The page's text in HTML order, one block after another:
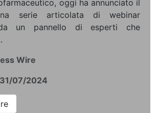
oggi ha annunciato il
serie articolata di webinar
un pannello di esperti che
Wire
31/07/2024